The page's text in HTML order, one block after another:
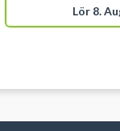
booking af
IdrætsZone.
Lör 8.